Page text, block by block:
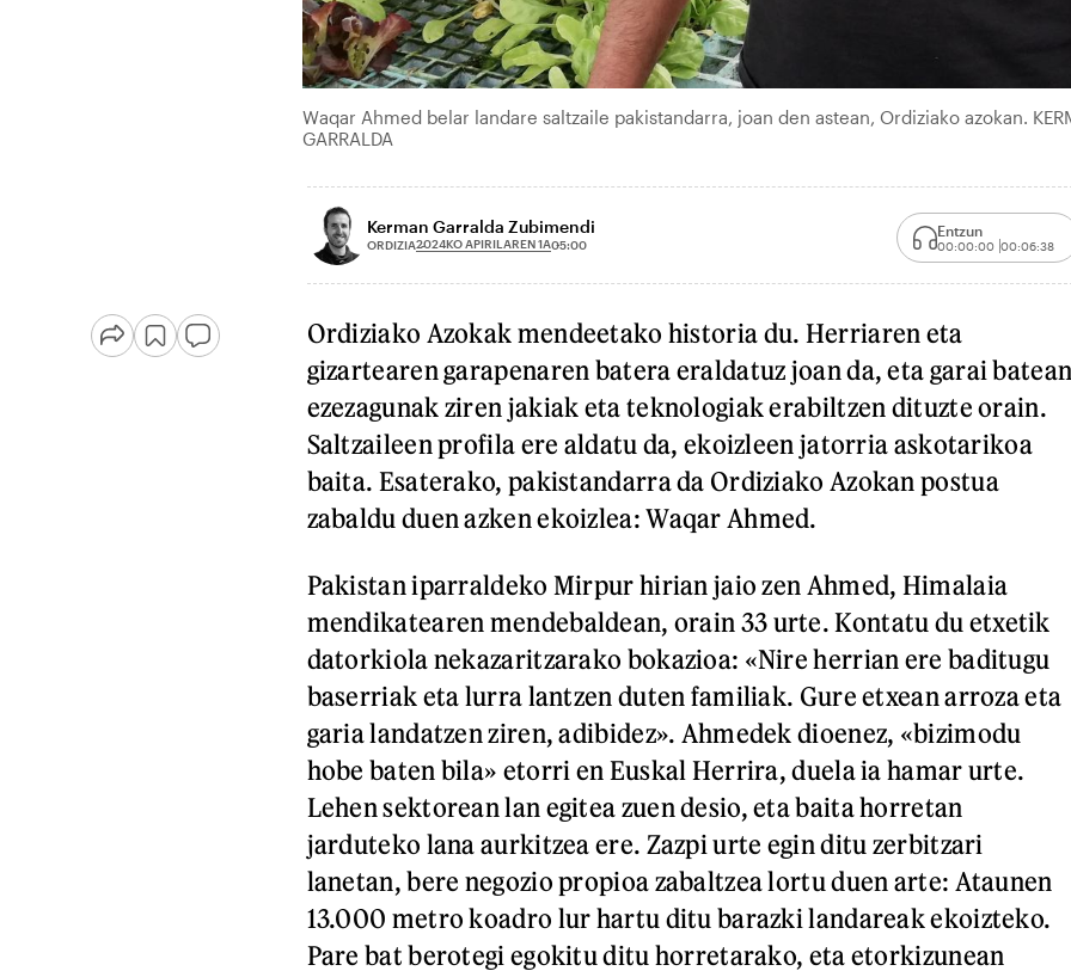
Waqar Ahmed belar landare saltzaile pakistandarra, joan den astean, Ordiziako azokan.
GARRALDA
Kerman Garralda Zubimendi
ORDIZIA2024KO APIRILAREN 1A05:00
Entzun
00:00:00 00:06:38
Ordiziako Azokak mendeetako historia du. Herriaren eta
gizartearen garapenaren batera eraldatuz joan da, eta garai
ezezagunak ziren jakiak eta teknologiak erabiltzen dituzte orain.
Saltzaileen profila ere aldatu da, ekoizleen jatorria askotarikoa
baita. Esaterako, pakistandarra da Ordiziako Azokan postua
zabaldu duen azken ekoizlea: Waqar Ahmed.
Pakistan iparraldeko Mirpur hirian jaio zen Ahmed, Himalaia
mendikatearen mendebaldean, orain 33 urte. Kontatu du etxetik
datorkiola nekazaritzarako bokazioa: «Nire herrian ere baditugu
baserriak eta lurra lantzen duten familiak. Gure etxean arroza eta
garia landatzen ziren, adibidez». Ahmedek dioenez, «bizimodu
hobe baten bila» etorri en Euskal Herrira, duela ia hamar urte.
Lehen sektorean lan egitea zuen desio, eta baita horretan
jarduteko lana aurkitzea ere. Zazpi urte egin ditu zerbitzari
lanetan, bere negozio propioa zabaltzea lortu duen arte: Ataunen
13.000 metro koadro lur hartu ditu barazki landareak ekoizteko.
Pare bat berotegi egokitu ditu horretarako, eta etorkizunean